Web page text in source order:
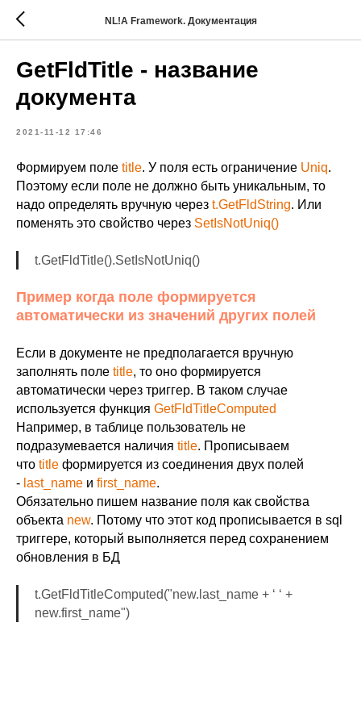
NL!A Framework. Документация
GetFldTitle - название
документа
2021-11-12 17:46
Формируем поле title. У поля есть ограничение Uniq.
Поэтому если поле не должно быть уникальным, то
надо определять вручную через t.GetFldString. Или
поменять это свойство через SetIsNotUniq()
t.GetFldTitle().SetIsNotUniq()
Пример когда поле формируется
автоматически из значений других полей
Если в документе не предполагается вручную
заполнять поле title, то оно формируется
автоматически через триггер. В таком случае
используется функция GetFldTitleComputed
Например, в таблице пользователь не
подразумевается наличия title. Прописываем
что title формируется из соединения двух полей
- last_name и first_name.
Обязательно пишем название поля как свойства
объекта new. Потому что этот код прописывается в sql
триггере, который выполняется перед сохранением
обновления в БД
t.GetFldTitleComputed("new.last_name + ‘ ‘ +
new.first_name")